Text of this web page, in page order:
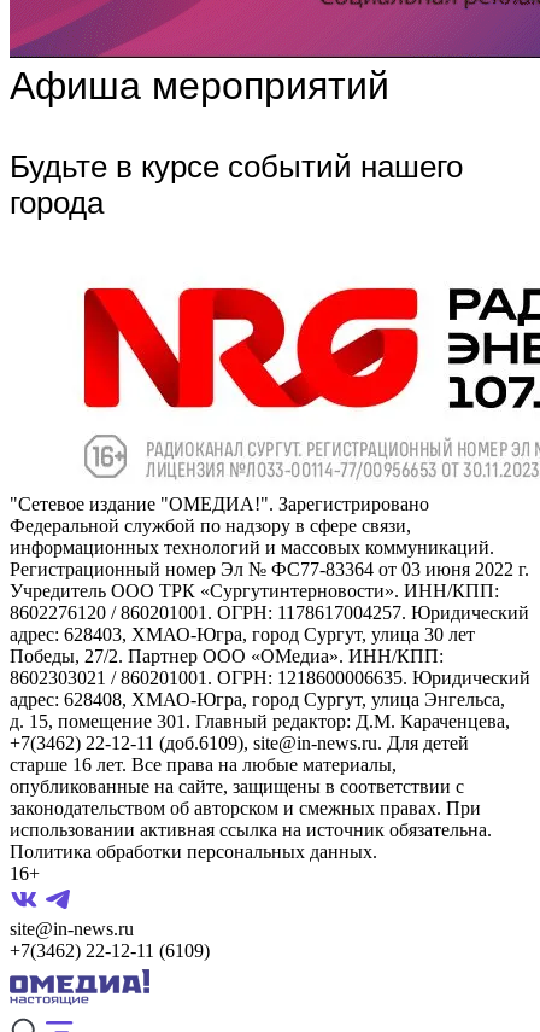
Афиша мероприятий
Будьте в курсе событий нашего
города
"Сетевое издание "ОМЕДИА!". Зарегистрировано
Федеральной службой по надзору в сфере связи,
информационных технологий и массовых коммуникаций.
Регистрационный номер Эл № ФС77-83364 от 03 июня 2022 г.
Учредитель ООО ТРК «Сургутинтерновости». ИНН/КПП:
8602276120 / 860201001. ОГРН: 1178617004257. Юридический
адрес: 628403, ХМАО-Югра, город Сургут, улица 30 лет
Победы, 27/2. Партнер ООО «ОМедиа». ИНН/КПП:
8602303021 / 860201001. ОГРН: 1218600006635. Юридический
адрес: 628408, ХМАО-Югра, город Сургут, улица Энгельса,
д. 15, помещение 301. Главный редактор: Д.М. Караченцева,
+7(3462) 22-12-11 (доб.6109), site@in-news.ru. Для детей
старше 16 лет. Все права на любые материалы,
опубликованные на сайте, защищены в соответствии с
законодательством об авторском и смежных правах. При
использовании активная ссылка на источник обязательна.
Политика обработки персональных данных.
16+
site@in-news.ru
+7(3462) 22-12-11 (6109)